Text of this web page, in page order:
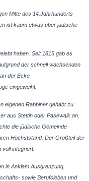
Mitte des 14.Jahrhunderts
ist kaum etwas über jüdische
haben. Seit 1815 gab es
der schnell wachsenden
der Ecke
eingeweiht.
eigenen Rabbiner gehabt zu
aus Stettin oder Pasewalk an.
die jüdische Gemeinde
Höchststand. Der Großteil der
integriert.
in Anklam Ausgrenzung,
sowie Berufsleben und